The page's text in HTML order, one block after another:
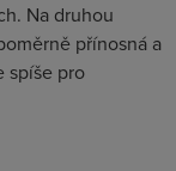
Na druhou
přínosná a
spíše pro